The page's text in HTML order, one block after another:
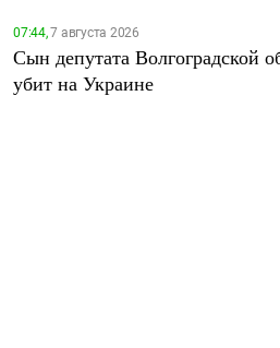
07:44,7 августа 2026
Сын депутата Волгоградской
убит на Украине